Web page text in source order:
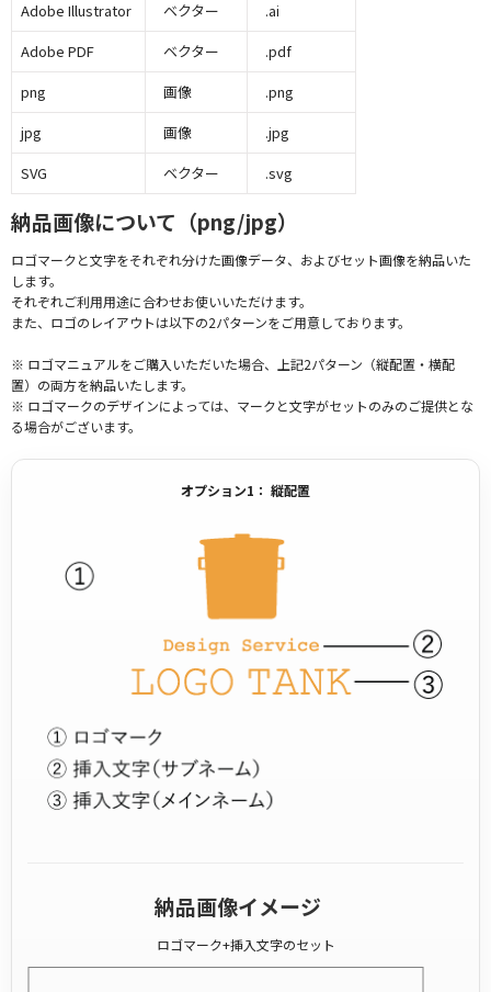
Adobe Illustrator
ベクター
.ai
Adobe PDF
ベクター
.pdf
png
画像
.png
jpg
画像
.jpg
SVG
ベクター .svg
納品画像について（png/jpg）
ロゴマークと文字をそれぞれ分けた画像データ、およびセット画像を納品いた
します。
それぞれご利用用途に合わせお使いいただけます。
また、ロゴのレイアウトは以下の2パターンをご用意しております。
※ ロゴマニュアルをご購入いただいた場合、上記2パターン（縦配置・横配
置）の両方を納品いたします。
※ ロゴマークのデザインによっては、マークと文字がセットのみのご提供とな
る場合がございます。
オプション1： 縦配置
納品画像イメージ
ロゴマーク+挿入文字のセット